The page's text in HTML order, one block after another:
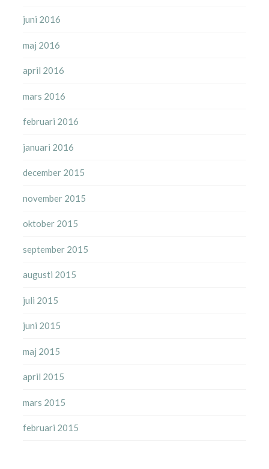
juni 2016
maj 2016
april 2016
mars 2016
februari 2016
januari 2016
december 2015
november 2015
oktober 2015
september 2015
augusti 2015
juli 2015
juni 2015
maj 2015
april 2015
mars 2015
februari 2015